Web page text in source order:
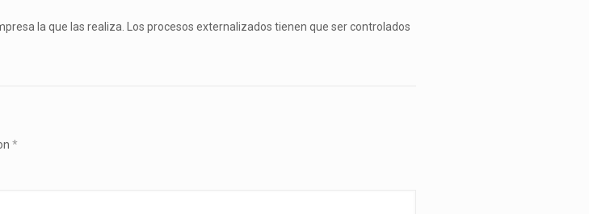
la que las realiza. Los procesos externalizados tienen que ser controlados
*